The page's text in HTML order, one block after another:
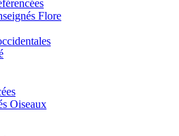
Flore
Oiseaux